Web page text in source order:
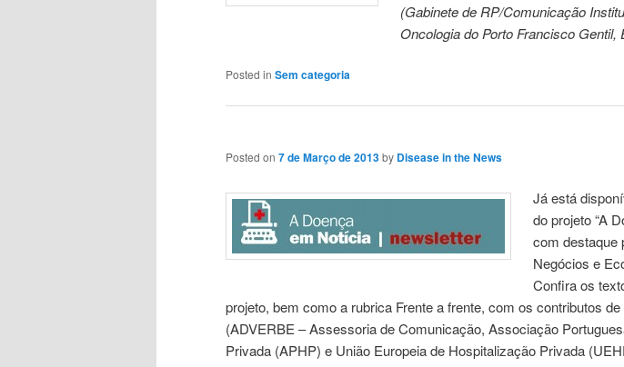
(Gabinete de RP/Comunicação
Oncologia do Porto Francisco Gentil,
Posted in Sem categoria
Posted on 7 de Março de 2013by Disease in the News
Já está
do projeto “A
com destaque
Negócios e
Confira os
projeto, bem como a rubrica Frente a frente, com os contributos
(ADVERBE – Assessoria de Comunicação, Associação
Privada (APHP) e União Europeia de Hospitalização Privada